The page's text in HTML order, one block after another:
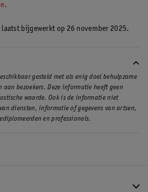
.
bijgewerkt op 26 november 2025.
gesteld met als enig doel behulpzame
aan bezoekers. Deze informatie heeft geen
waarde. Ook is de informatie niet
diensten, informatie of gegevens van artsen,
en professionals.